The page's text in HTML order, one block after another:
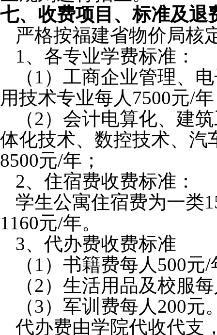
七、收费项目、标准及退
严格按福建省物价局核
1、 各专业学费标准：
（ 1 ）工商企业管理、
用技术专业每人 7500元/
（2）会计电算化、建
体化技术、数控技术、汽
8500元/年；
2、 住宿费收费标准：
学生公寓住宿费为一类
1160元/年。
3、 代办费收费标准
（ 1 ）书籍费每人 500元/
（2）生活用品及校服
（3）军训费每人200元
代办费由学院代收代支